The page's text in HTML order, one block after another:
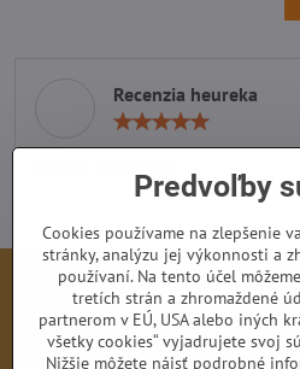
Recenzia heureka
/
Predvoľby
Cookies používame na zlepšenie
stránky, analýzu jej výkonnosti a
používaní. Na tento účel
tretích strán a zhromaždené
partnerom v EÚ, USA alebo iných
všetky cookies“ vyjadrujete svoj
Nižšie môžete nájsť podrobné